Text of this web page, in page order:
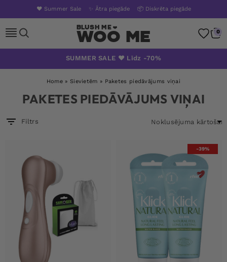
❤️ Summer Sale ✨ Ātra piegāde 📦 Diskrēta piegāde
Woo Me 0
SUMMER SALE ❤️ Līdz -70%
Home » Sievietēm » Paketes piedāvājums viņai
PAKETES PIEDĀVĀJUMS VIŅAI
Filtrs
-39%